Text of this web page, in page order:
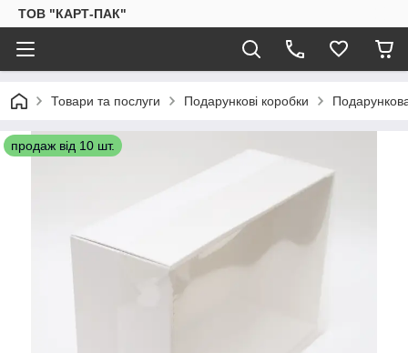
ТОВ "КАРТ-ПАК"
Товари та послуги Подарункові коробки
продаж від 10 шт.